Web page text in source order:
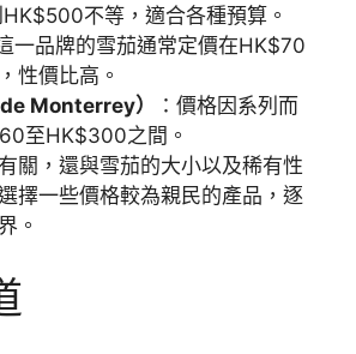
不等，適合各種預算。
一品牌的雪茄通常定價在HK$70
性價比高。
Monterrey）
：價格因系列而
至HK$300之間。
關，還與雪茄的大小以及稀有性
擇一些價格較為親民的產品，逐
。